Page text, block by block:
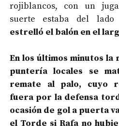
rojiblancos, con un
suerte estaba del
estrelló el balón en el
En los últimos minutos la
puntería locales se
remate al palo, cuyo
fuera por la defensa
ocasión de gol a puerta
el Torde si Rafa no